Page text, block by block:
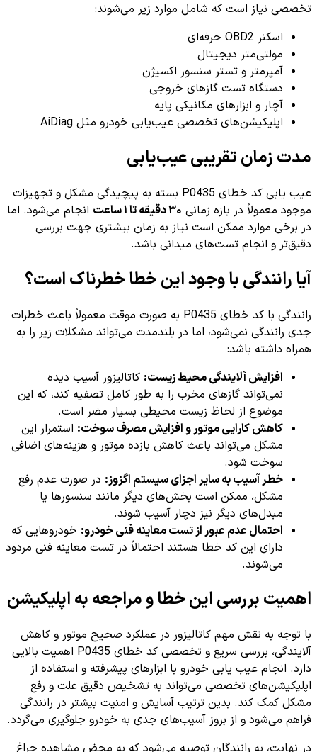
تخصصی نیاز است که شامل موارد زیر می‌شوند:
اسکنر OBD2 حرفه‌ای
مولتی‌متر دیجیتال
آمپرمتر و تستر سنسور اکسیژن
دستگاه تست گازهای خروجی
آچار و ابزارهای مکانیکی پایه
اپلیکیشن‌های تخصصی عیب‌یابی خودرو مثل AiDiag
مدت زمان تقریبی عیب‌یابی
عیب یابی کد خطای P0435 بسته به پیچیدگی مشکل و تجهیزات
موجود معمولاً در بازه زمانی ۳۰ دقیقه تا ۱ ساعت
انجام می‌شود. اما
در برخی موارد ممکن است نیاز به زمان بیشتری جهت بررسی
دقیق‌تر و انجام تست‌های میدانی باشد.
آیا رانندگی با وجود این خطا خطرناک است؟
رانندگی با کد خطای P0435 به صورت موقت معمولاً باعث خطرات
جدی رانندگی نمی‌شود، اما در بلندمدت می‌تواند مشکلات زیر را به
همراه داشته باشد:
افزایش آلایندگی محیط زیست: کاتالیزور آسیب دیده
نمی‌تواند گازهای مخرب را به طور کامل تصفیه کند، که این
موضوع از لحاظ زیست محیطی بسیار مضر است.
کاهش کارایی موتور و افزایش مصرف سوخت: استمرار این
مشکل می‌تواند باعث کاهش بازده موتور و هزینه‌های اضافی
سوخت شود.
خطر آسیب به سایر اجزای سیستم اگزوز: در صورت عدم رفع
مشکل، ممکن است بخش‌های دیگر مانند سنسورها یا
مبدل‌های دیگر نیز دچار آسیب شوند.
احتمال عدم عبور از تست معاینه فنی خودرو: خودروهایی که
دارای این کد خطا هستند احتمالاً در تست معاینه فنی مردود
می‌شوند.
اهمیت بررسی این خطا و مراجعه به اپلیکیشن
با توجه به نقش مهم کاتالیزور در عملکرد صحیح موتور و کاهش
آلایندگی، بررسی سریع و تخصصی کد خطای P0435 اهمیت بالایی
دارد. انجام عیب یابی خودرو با ابزارهای پیشرفته و استفاده از
اپلیکیشن‌های تخصصی می‌تواند به تشخیص دقیق علت و رفع
مشکل کمک کند. بدین ترتیب آسایش و امنیت بیشتر در رانندگی
فراهم می‌شود و از بروز آسیب‌های جدی به خودرو جلوگیری می‌گردد.